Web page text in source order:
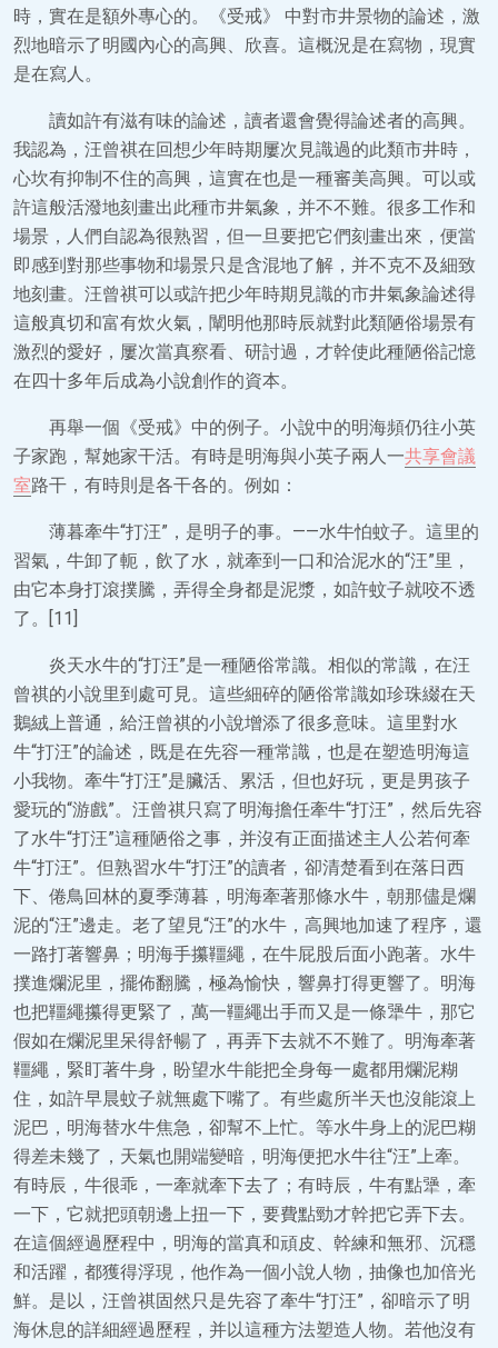
時，實在是額外專心的。《受戒》 中對市井景物的論述，激
烈地暗示了明國內心的高興、欣喜。這概況是在寫物，現實
是在寫人。
讀如許有滋有味的論述，讀者還會覺得論述者的高興。
我認為，汪曾祺在回想少年時期屢次見識過的此類市井時，
心坎有抑制不住的高興，這實在也是一種審美高興。可以或
許這般活潑地刻畫出此種市井氣象，并不不難。很多工作和
場景，人們自認為很熟習，但一旦要把它們刻畫出來，便當
即感到對那些事物和場景只是含混地了解，并不克不及細致
地刻畫。汪曾祺可以或許把少年時期見識的市井氣象論述得
這般真切和富有炊火氣，闡明他那時辰就對此類陋俗場景有
激烈的愛好，屢次當真察看、研討過，才幹使此種陋俗記憶
在四十多年后成為小說創作的資本。
再舉一個《受戒》中的例子。小說中的明海頻仍往小英
子家跑，幫她家干活。有時是明海與小英子兩人一共享會議
室路干，有時則是各干各的。例如：
薄暮牽牛“打汪”，是明子的事。——水牛怕蚊子。這里的
習氣，牛卸了軛，飲了水，就牽到一口和洽泥水的“汪”里，
由它本身打滾撲騰，弄得全身都是泥漿，如許蚊子就咬不透
了。[11]
炎天水牛的“打汪”是一種陋俗常識。相似的常識，在汪
曾祺的小說里到處可見。這些細碎的陋俗常識如珍珠綴在天
鵝絨上普通，給汪曾祺的小說增添了很多意味。這里對水
牛“打汪”的論述，既是在先容一種常識，也是在塑造明海這
小我物。牽牛“打汪”是臟活、累活，但也好玩，更是男孩子
愛玩的“游戲”。汪曾祺只寫了明海擔任牽牛“打汪”，然后先容
了水牛“打汪”這種陋俗之事，并沒有正面描述主人公若何牽
牛“打汪”。但熟習水牛“打汪”的讀者，卻清楚看到在落日西
下、倦鳥回林的夏季薄暮，明海牽著那條水牛，朝那儘是爛
泥的“汪”邊走。老了望見“汪”的水牛，高興地加速了程序，還
一路打著響鼻；明海手攥韁繩，在牛屁股后面小跑著。水牛
撲進爛泥里，擺佈翻騰，極為愉快，響鼻打得更響了。明海
也把韁繩攥得更緊了，萬一韁繩出手而又是一條犟牛，那它
假如在爛泥里呆得舒暢了，再弄下去就不不難了。明海牽著
韁繩，緊盯著牛身，盼望水牛能把全身每一處都用爛泥糊
住，如許早晨蚊子就無處下嘴了。有些處所半天也沒能滾上
泥巴，明海替水牛焦急，卻幫不上忙。等水牛身上的泥巴糊
得差未幾了，天氣也開端變暗，明海便把水牛往“汪”上牽。
有時辰，牛很乖，一牽就牽下去了；有時辰，牛有點犟，牽
一下，它就把頭朝邊上扭一下，要費點勁才幹把它弄下去。
在這個經過歷程中，明海的當真和頑皮、幹練和無邪、沉穩
和活躍，都獲得浮現，他作為一個小說人物，抽像也加倍光
鮮。是以，汪曾祺固然只是先容了牽牛“打汪”，卻暗示了明
海休息的詳細經過歷程，并以這種方法塑造人物。若他沒有